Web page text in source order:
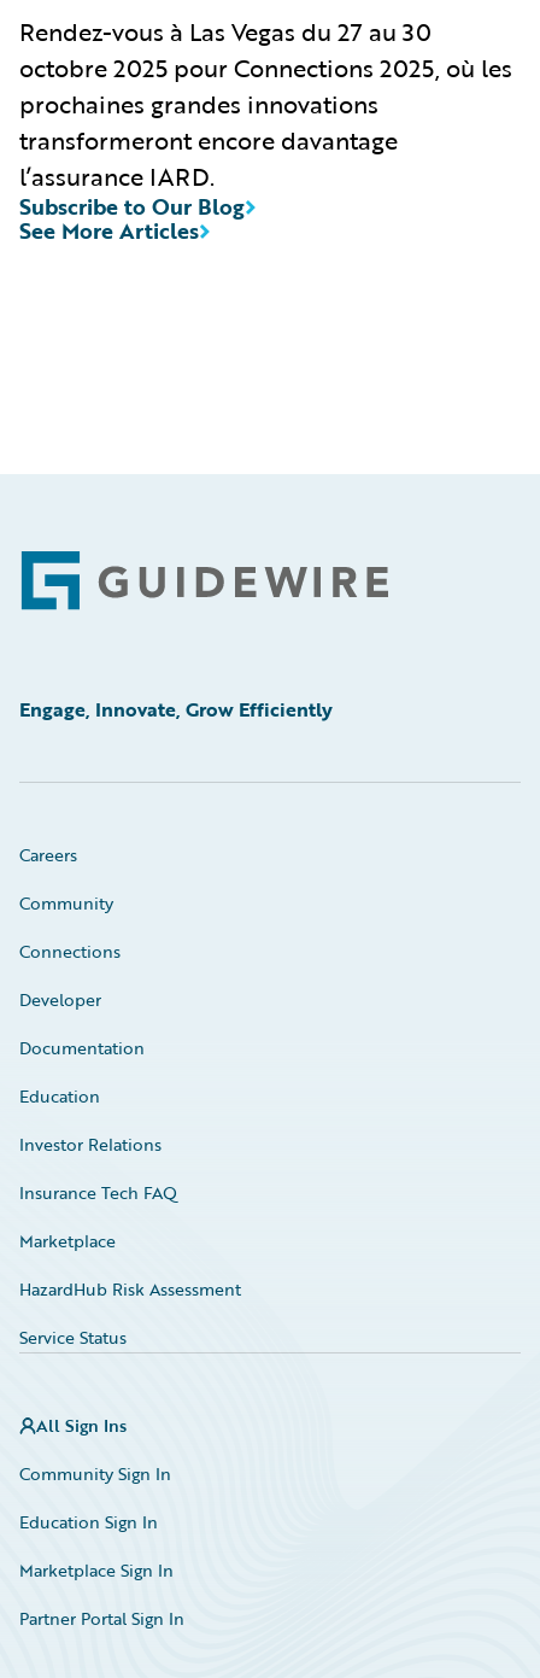
Rendez-vous à Las Vegas du 27 au 30
octobre 2025 pour Connections 2025, où les
prochaines grandes innovations
transformeront encore davantage
l’assurance IARD.
See More Articles
Subscribe to Our Blog
Footer
Engage, Innovate, Grow Efficiently
Careers
Community
Connections
Developer
Documentation
Education
Investor Relations
Insurance Tech FAQ
Marketplace
HazardHub Risk Assessment
Service Status
All Sign Ins
Community Sign In
Education Sign In
Marketplace Sign In
Partner Portal Sign In